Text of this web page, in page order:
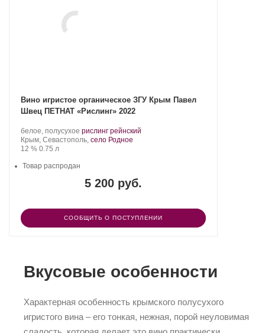
Вино игристое органическое ЗГУ Крым Павел
Швец ПЕТНАТ «Рислинг» 2022
Производитель:
UPPA
WINERY.
белое, полусухое .
Сорт
рислинг рейнский
Регион:
Крым, Севастополь, село Родное
Крепость
12 %. Объем
0.75 л
5 200 руб.
Товар распродан
СООБЩИТЬ О ПОСТУПЛЕНИИ
Вкусовые особенности
Характерная особенность крымского полусухого
игристого вина – его тонкая, нежная, порой неуловимая